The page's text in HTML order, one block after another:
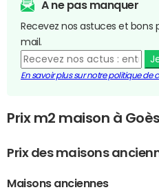
A ne pas manquer
Recevez nos astuces et
mail.
En savoir plus sur notre politique de
Prix m2 maison à Goès
Prix des maisons
Maisons anciennes